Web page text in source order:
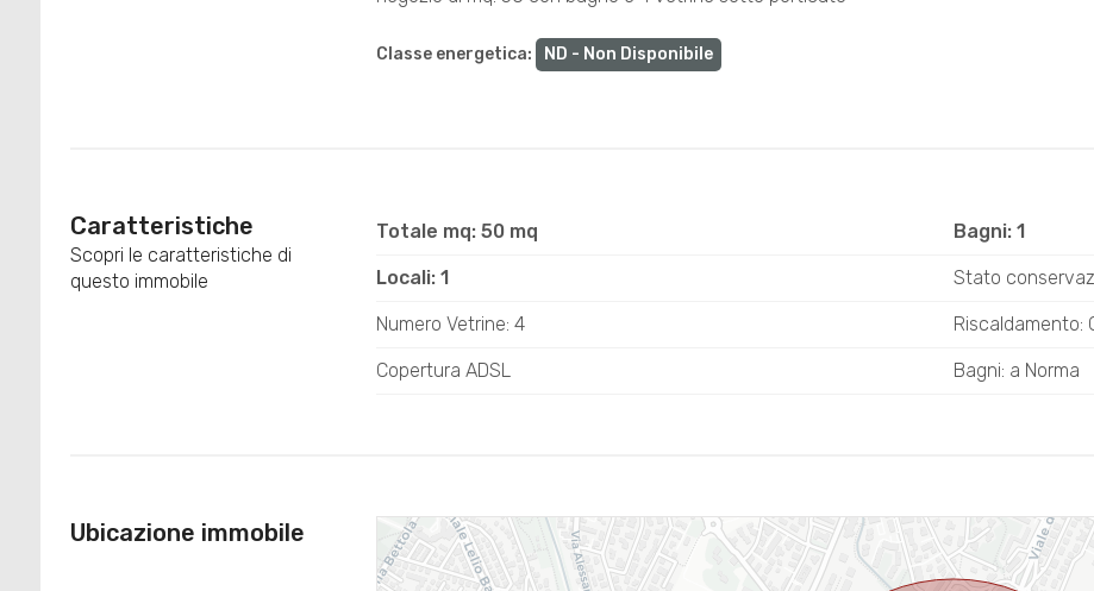
Classe energetica: ND - Non Disponibile
Caratteristiche
Scopri le caratteristiche di
questo immobile
Totale mq: 50 mq Bagni: 1
Locali: 1 Stato
Numero Vetrine: 4 Riscaldamento:
Copertura ADSL Bagni: a Norma
Ubicazione immobile